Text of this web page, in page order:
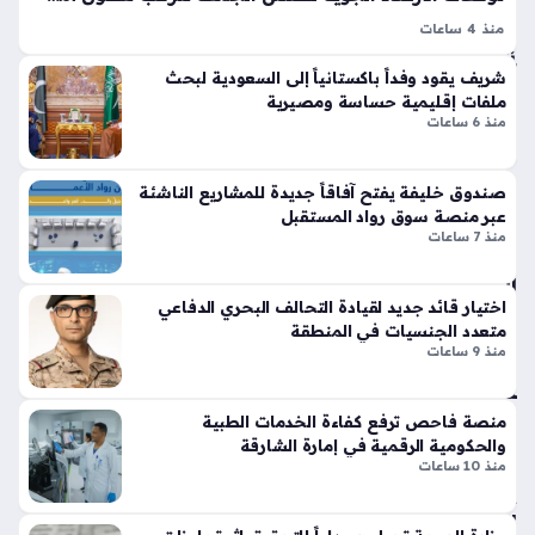
وبر
سب
ورت
تك
سر
قوا
الت
ص
مي
م
قلي
دي
بلم
ت
ست
دام
ة
منذ
سا
واح
دة
ال
س
عو
دي
ة
تق
فز
نح
الاك
منذ 4 ساعات
نشرات المركز الوطني للأرصاد، حيث يشهد يوم غد الجمعة تحولات
جوية تتسم بالاعتدال الممزوج بظهور السحب الركامية في بعض
شريف يقود وفداً باكستانياً إلى السعودية لبحث
ملفات إقليمية حساسة ومصيرية
منذ 6 ساعات
صندوق خليفة يفتح آفاقاً جديدة للمشاريع الناشئة
عبر منصة سوق رواد المستقبل
منذ 7 ساعات
اختيار قائد جديد لقيادة التحالف البحري الدفاعي
متعدد الجنسيات في المنطقة
منذ 9 ساعات
منصة فاحص ترفع كفاءة الخدمات الطبية
والحكومية الرقمية في إمارة الشارقة
منذ 10 ساعات